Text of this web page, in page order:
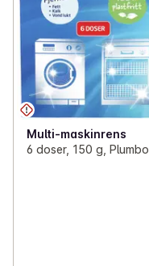
Multi-maskinrens
6 doser, 150 g, Plumbo